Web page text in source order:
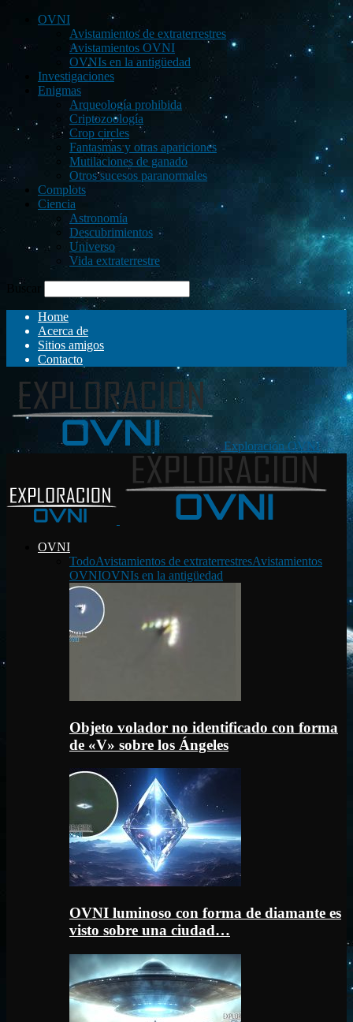
OVNI
Avistamientos de extraterrestres
Avistamientos OVNI
OVNIs en la antigüedad
Investigaciones
Enigmas
Arqueología prohibida
Criptozoología
Crop circles
Fantasmas y otras apariciones
Mutilaciones de ganado
Otros sucesos paranormales
Complots
Ciencia
Astronomía
Descubrimientos
Universo
Vida extraterrestre
Buscar
Home
Acerca de
Sitios amigos
Contacto
Exploración OVNI
OVNI
TodoAvistamientos de extraterrestresAvistamientos
OVNIOVNIs en la antigüedad
Objeto volador no identificado con forma
de «V» sobre los Ángeles
OVNI luminoso con forma de diamante es
visto sobre una ciudad…